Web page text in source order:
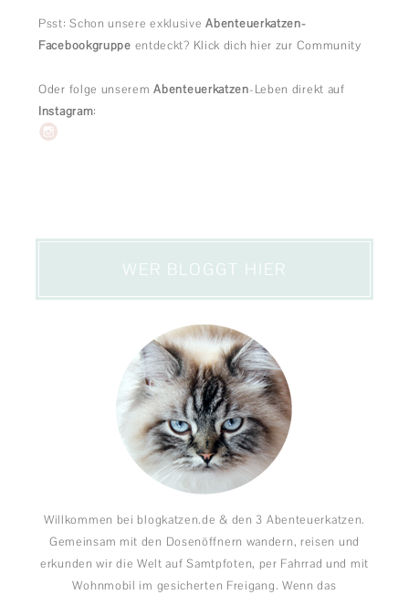
Psst: Schon unsere exklusiveAbenteuerkatzen-
Facebookgruppe entdeckt? Klick dich hier zur Community
Oder folge unseremAbenteuerkatzen-Leben direkt auf
Instagram:
WER BLOGGT HIER
Willkommen bei blogkatzen.de & den 3 Abenteuerkatzen.
Gemeinsam mit den Dosenöffnern wandern, reisen und
erkunden wir die Welt auf Samtpfoten, per Fahrrad und mit
Wohnmobil im gesicherten Freigang. Wenn das